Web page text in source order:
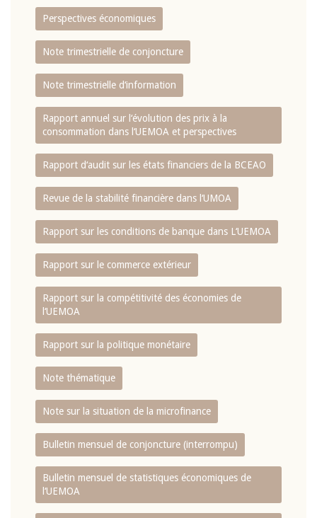
Perspectives économiques
Note trimestrielle de conjoncture
Note trimestrielle d‘information
Rapport annuel sur l‘évolution des prix à la
consommation dans l‘UEMOA et perspectives
Rapport d‘audit sur les états financiers de la BCEAO
Revue de la stabilité financière dans l‘UMOA
Rapport sur les conditions de banque dans L‘UEMOA
Rapport sur le commerce extérieur
Rapport sur la compétitivité des économies de
l‘UEMOA
Rapport sur la politique monétaire
Note thématique
Note sur la situation de la microfinance
Bulletin mensuel de conjoncture (interrompu)
Bulletin mensuel de statistiques économiques de
l‘UEMOA